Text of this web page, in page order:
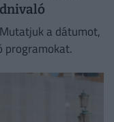
a dátumot,
programokat.